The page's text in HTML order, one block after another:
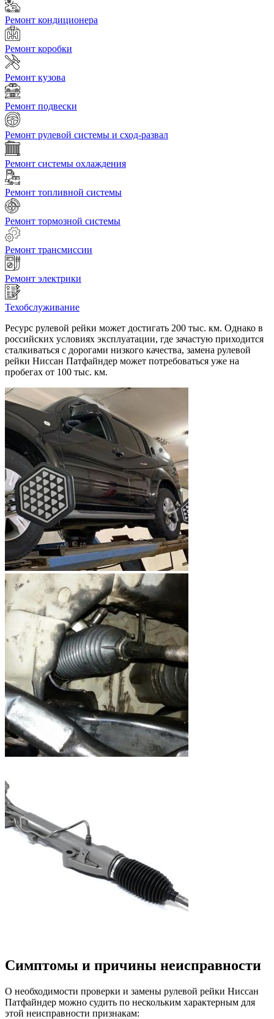
Ремонт кондиционера
Ремонт коробки
Ремонт кузова
Ремонт подвески
Ремонт рулевой системы и сход-развал
Ремонт системы охлаждения
Ремонт топливной системы
Ремонт тормозной системы
Ремонт трансмиссии
Ремонт электрики
Техобслуживание
Ресурс рулевой рейки может достигать 200 тыс. км. Однако в
российских условиях эксплуатации, где зачастую приходится
сталкиваться с дорогами низкого качества, замена рулевой
рейки Ниссан Патфайндер может потребоваться уже на
пробегах от 100 тыс. км.
Симптомы и причины неисправности
О необходимости проверки и замены рулевой рейки Ниссан
Патфайндер можно судить по нескольким характерным для
этой неисправности признакам: